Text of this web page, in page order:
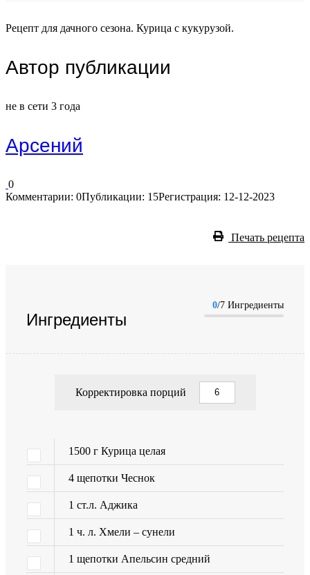
Рецепт для дачного сезона. Курица с кукурузой.
Автор публикации
не в сети 3 года
Арсений
0
Комментарии: 0Публикации: 15Регистрация: 12-12-2023
Печать рецепта
Ингредиенты
0/7 Ингредиенты
Корректировка порций
1500 г Курица целая
4 щепотки Чеснок
1 ст.л. Аджика
1 ч. л. Хмели – сунели
1 щепотки Апельсин средний